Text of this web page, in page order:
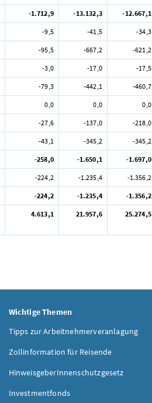
-1.712,9 -13.132,3 -12.667,1
-9,5 -41,5 -34,3
-95,5 -667,2 -621,2
-3,0 -17,0 -17,5
-79,3 -442,1 -460,7
0,0 0,0 0,0
-27,6 -137,0 -218,0
-43,1 -345,2 -345,2
-258,0 -1.650,1 -1.697,0
-224,2 -1.235,4 -1.356,2
-224,2 -1.235,4 -1.356,2
4.613,1 21.957,6 25.274,5
Wichtige Themen
Tipps zur Arbeitnehmerveranlagung
Zollinformation für Reisende
HinweisgeberInnenschutzgesetz
Investmentfonds